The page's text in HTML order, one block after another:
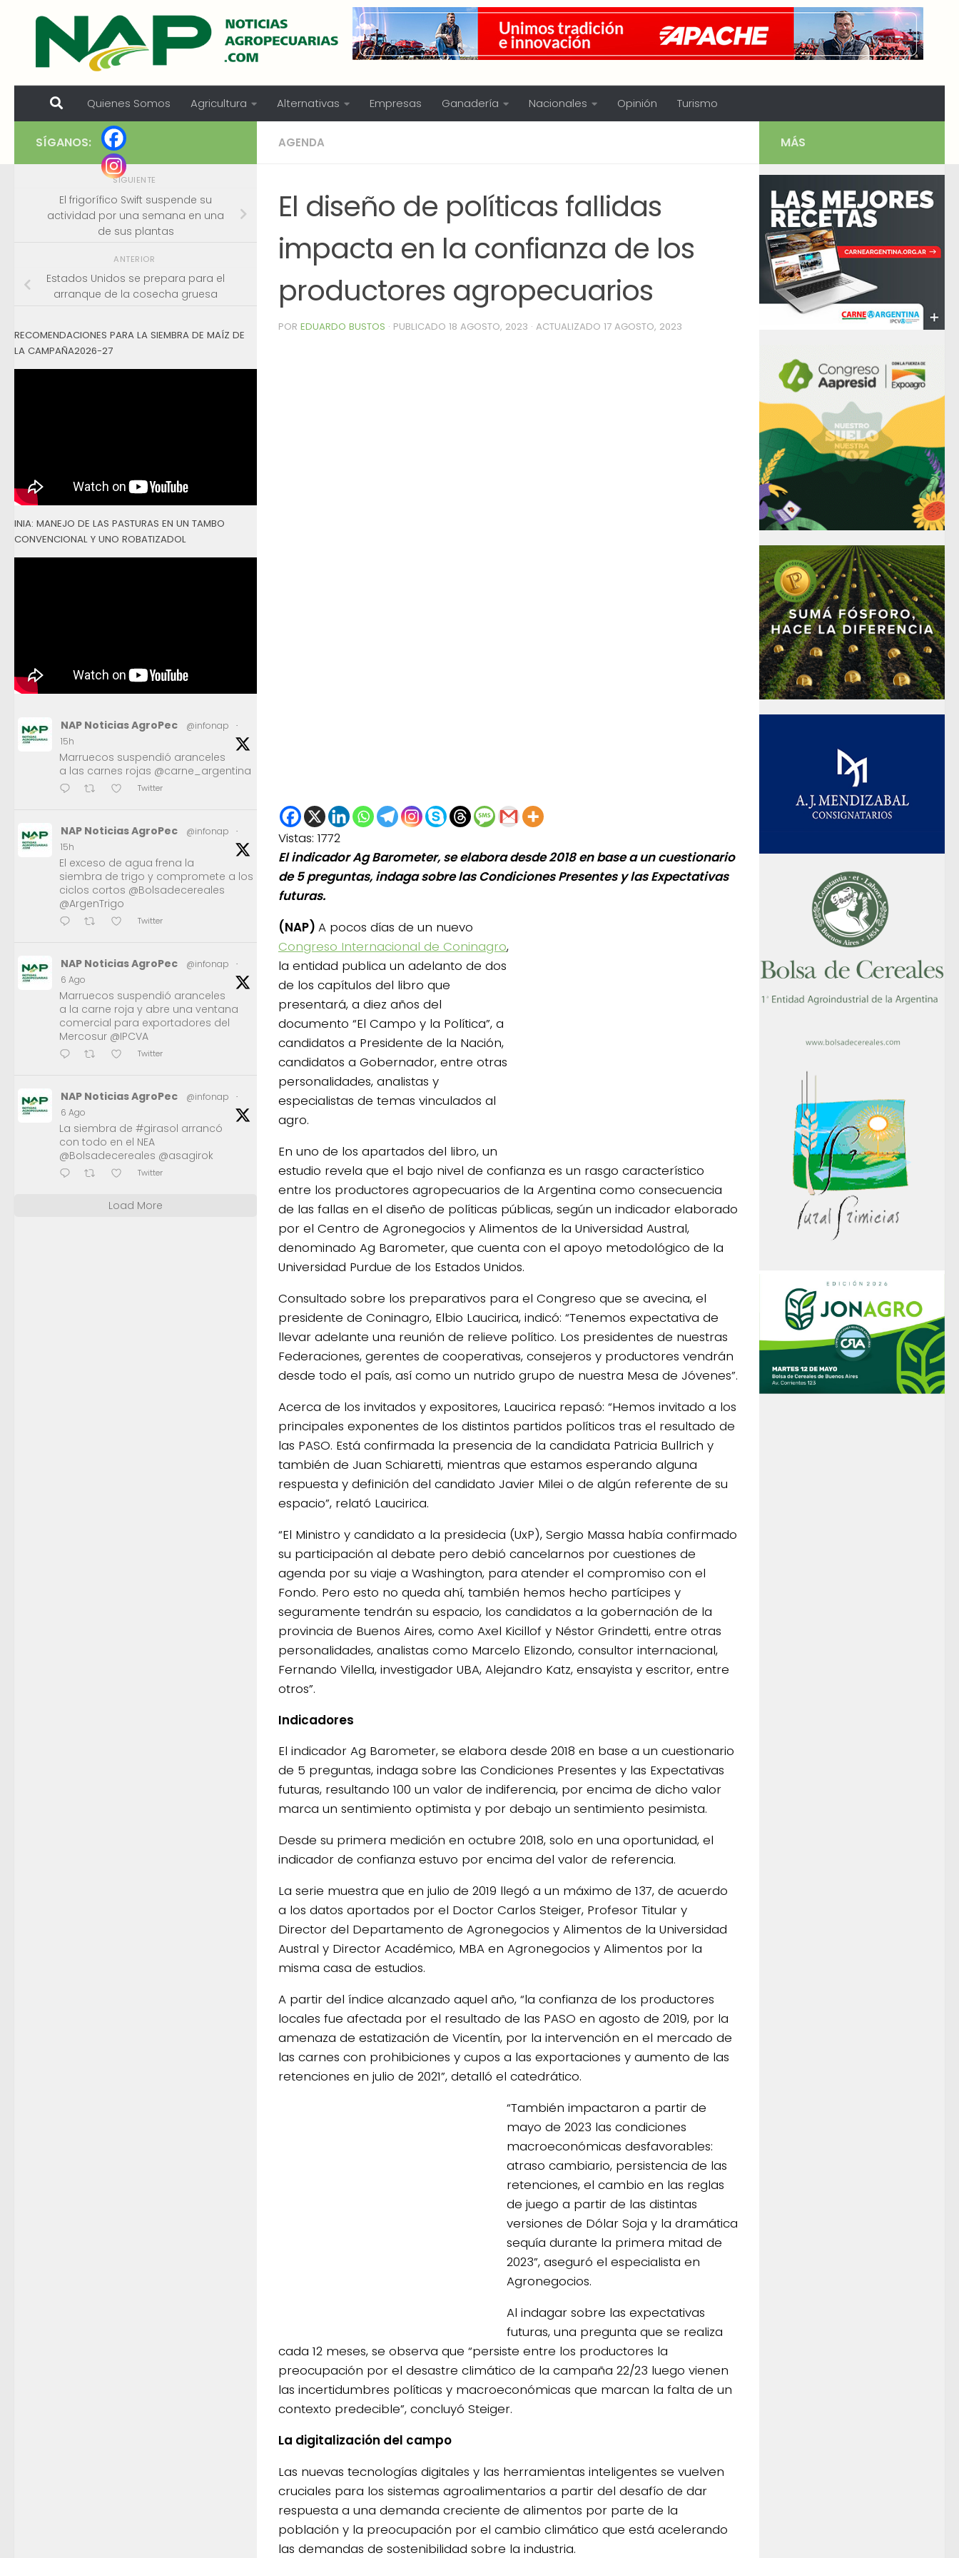
Skip to content
Quienes Somos Agricultura Alternativas Empresas Ganadería Nacionales Opinión Turismo
AGENDA
El diseño de políticas fallidas
impacta en la confianza de los
productores agropecuarios
POR EDUARDO BUSTOS · PUBLICADO 18 AGOSTO, 2023 · ACTUALIZADO 17 AGOSTO, 2023
Vistas: 1772
El indicador Ag Barometer, se elabora desde 2018 en base a un cuestionario
de 5 preguntas, indaga sobre las Condiciones Presentes y las Expectativas
futuras.
(NAP) A pocos días de un nuevo
Congreso Internacional de Coninagro,
la entidad publica un adelanto de dos
de los capítulos del libro que
presentará, a diez años del
documento “El Campo y la Política”, a
candidatos a Presidente de la Nación,
candidatos a Gobernador, entre otras
personalidades, analistas y
especialistas de temas vinculados al
agro.
En uno de los apartados del libro, un
estudio revela que el bajo nivel de confianza es un rasgo característico
entre los productores agropecuarios de la Argentina como consecuencia
de las fallas en el diseño de políticas públicas, según un indicador elaborado
por el Centro de Agronegocios y Alimentos de la Universidad Austral,
denominado Ag Barometer, que cuenta con el apoyo metodológico de la
Universidad Purdue de los Estados Unidos.
Consultado sobre los preparativos para el Congreso que se avecina, el
presidente de Coninagro, Elbio Laucirica, indicó: “Tenemos expectativa de
llevar adelante una reunión de relieve político. Los presidentes de nuestras
Federaciones, gerentes de cooperativas, consejeros y productores vendrán
desde todo el país, así como un nutrido grupo de nuestra Mesa de Jóvenes”.
Acerca de los invitados y expositores, Laucirica repasó: “Hemos invitado a los
principales exponentes de los distintos partidos políticos tras el resultado de
las PASO. Está confirmada la presencia de la candidata Patricia Bullrich y
también de Juan Schiaretti, mientras que estamos esperando alguna
respuesta y definición del candidato Javier Milei o de algún referente de su
espacio”, relató Laucirica.
“El Ministro y candidato a la presidecia (UxP), Sergio Massa había confirmado
su participación al debate pero debió cancelarnos por cuestiones de
agenda por su viaje a Washington, para atender el compromiso con el
Fondo. Pero esto no queda ahí, también hemos hecho partícipes y
seguramente tendrán su espacio, los candidatos a la gobernación de la
provincia de Buenos Aires, como Axel Kicillof y Néstor Grindetti, entre otras
personalidades, analistas como Marcelo Elizondo, consultor internacional,
Fernando Vilella, investigador UBA, Alejandro Katz, ensayista y escritor, entre
otros”.
Indicadores
El indicador Ag Barometer, se elabora desde 2018 en base a un cuestionario
de 5 preguntas, indaga sobre las Condiciones Presentes y las Expectativas
futuras, resultando 100 un valor de indiferencia, por encima de dicho valor
marca un sentimiento optimista y por debajo un sentimiento pesimista.
Desde su primera medición en octubre 2018, solo en una oportunidad, el
indicador de confianza estuvo por encima del valor de referencia.
La serie muestra que en julio de 2019 llegó a un máximo de 137, de acuerdo
a los datos aportados por el Doctor Carlos Steiger, Profesor Titular y
Director del Departamento de Agronegocios y Alimentos de la Universidad
Austral y Director Académico, MBA en Agronegocios y Alimentos por la
misma casa de estudios.
A partir del índice alcanzado aquel año, “la confianza de los productores
locales fue afectada por el resultado de las PASO en agosto de 2019, por la
amenaza de estatización de Vicentín, por la intervención en el mercado de
las carnes con prohibiciones y cupos a las exportaciones y aumento de las
retenciones en julio de 2021”, detalló el catedrático.
“También impactaron a partir de
mayo de 2023 las condiciones
macroeconómicas desfavorables:
atraso cambiario, persistencia de las
retenciones, el cambio en las reglas
de juego a partir de las distintas
versiones de Dólar Soja y la dramática
sequía durante la primera mitad de
2023”, aseguró el especialista en
Agronegocios.
Al indagar sobre las expectativas
futuras, una pregunta que se realiza
cada 12 meses, se observa que “persiste entre los productores la
preocupación por el desastre climático de la campaña 22/23 luego vienen
las incertidumbres políticas y macroeconómicas que marcan la falta de un
contexto predecible”, concluyó Steiger.
La digitalización del campo
Las nuevas tecnologías digitales y las herramientas inteligentes se vuelven
cruciales para los sistemas agroalimentarios a partir del desafío de dar
respuesta a una demanda creciente de alimentos por parte de la
población y la preocupación por el cambio climático que está acelerando
las demandas de sostenibilidad sobre la industria.
SÍGANOS:
SIGUIENTE
El frigorífico Swift suspende su
actividad por una semana en una
de sus plantas
ANTERIOR
Estados Unidos se prepara para el
arranque de la cosecha gruesa
RECOMENDACIONES PARA LA SIEMBRA DE MAÍZ DE
LA CAMPAÑA2026-27
INIA: MANEJO DE LAS PASTURAS EN UN TAMBO
CONVENCIONAL Y UNO ROBATIZADOL
NAP Noticias AgroPec @infonap
·
15h
Marruecos suspendió aranceles
a las carnes rojas @carne_argentina
Twitter
NAP Noticias AgroPec @infonap
·
15h
El exceso de agua frena la
siembra de trigo y compromete a los
ciclos cortos @Bolsadecereales
@ArgenTrigo
Twitter
NAP Noticias AgroPec @infonap
·
6 Ago
Marruecos suspendió aranceles
a la carne roja y abre una ventana
comercial para exportadores del
Mercosur @IPCVA
Twitter
NAP Noticias AgroPec @infonap
·
6 Ago
La siembra de #girasol arrancó
con todo en el NEA
@Bolsadecereales @asagirok
Twitter
Load More
MÁS